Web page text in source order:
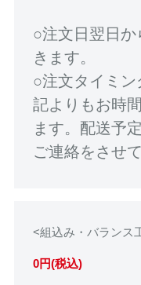
○注文日翌日
きます。
○注文タイミ
記よりもお時
ます。配送予
ご連絡をさせ
<組込み・バランス
0円(税込)